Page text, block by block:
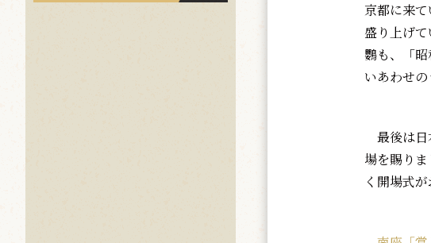
京都に来
盛り上げ
鸚も、「
いあわせ
最後は日
場を賜り
く開場式